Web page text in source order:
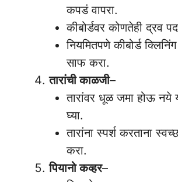
कपडं वापरा.
कीबोर्डवर कोणतेही द्रव
नियमितपणे कीबोर्ड
साफ करा.
तारांची काळजी–
तारांवर धूळ जमा होऊ नये
घ्या.
तारांना स्पर्श करताना
करा.
पियानो कव्हर–